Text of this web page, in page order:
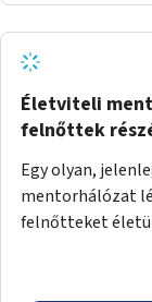
Életviteli
felnőttek
Egy olyan,
mentorhálózat
felnőtteket